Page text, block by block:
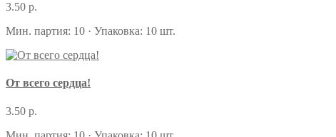
3.50 р.
Мин. партия: 10 · Упаковка: 10 шт.
От всего сердца!
3.50 р.